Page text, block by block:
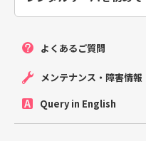
よくあるご質問
メンテナンス・障害情報
Query in English